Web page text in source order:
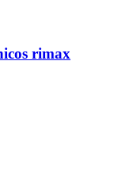
rimax